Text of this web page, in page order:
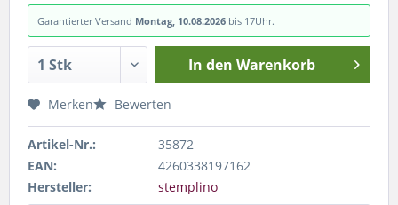
Garantierter Versand Montag, 10.08.2026 bis 17Uhr.
In den Warenkorb
Merken Bewerten
Artikel-Nr.:
35872
EAN:
4260338197162
Hersteller:
stemplino